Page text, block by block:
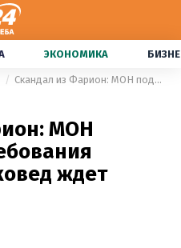
ЭКОНОМИКА
Скандал из Фарион: МОН поддержало требования студентов, языковед ждет встречи с СБУ
МОН
ждет